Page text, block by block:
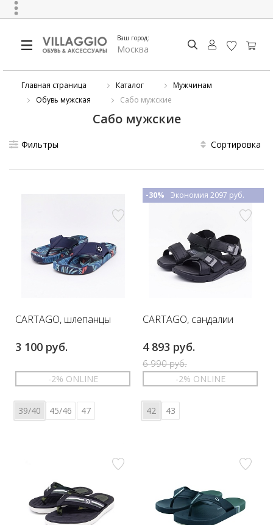
Ваш город:
Москва
Главная страница Каталог
Мужчинам
Обувь мужская
Сабо мужские
Сабо мужские
Фильтры Сортировка
CARTAGO, шлепанцы
3 100 руб.
-2% ONLINE
39/40 45/46 47
CARTAGO, сандалии
4 893 руб.
6 990 руб.
-30% Экономия 2097 руб.
-2% ONLINE
42 43